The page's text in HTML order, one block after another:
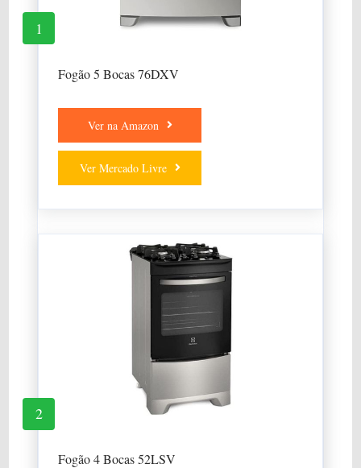
1
Fogão 5 Bocas 76DXV
Ver na Amazon
Ver Mercado Livre
2
Fogão 4 Bocas 52LSV